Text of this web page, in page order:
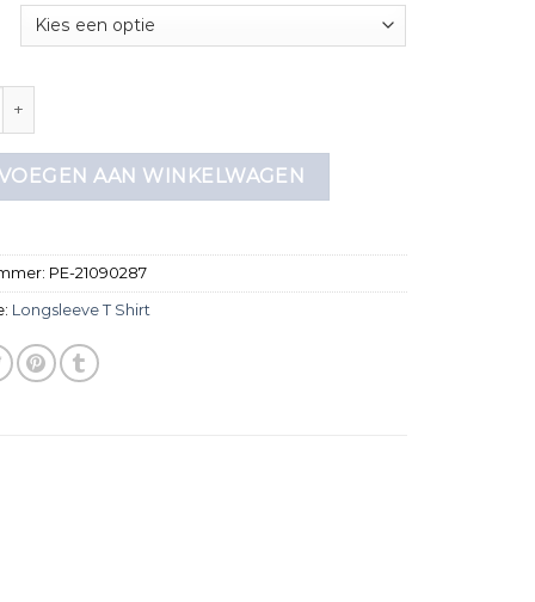
t shirt aantal
AAN WINKELWAGEN
PE-21090287
Longsleeve T Shirt